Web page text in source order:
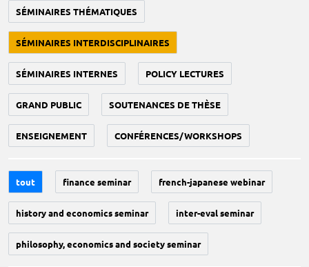
SÉMINAIRES THÉMATIQUES
SÉMINAIRES INTERDISCIPLINAIRES
SÉMINAIRES INTERNES POLICY LECTURES
GRAND PUBLIC SOUTENANCES DE THÈSE
ENSEIGNEMENT CONFÉRENCES/WORKSHOPS
tout finance seminar french-japanese webinar
history and economics seminar inter-eval seminar
philosophy, economics and society seminar